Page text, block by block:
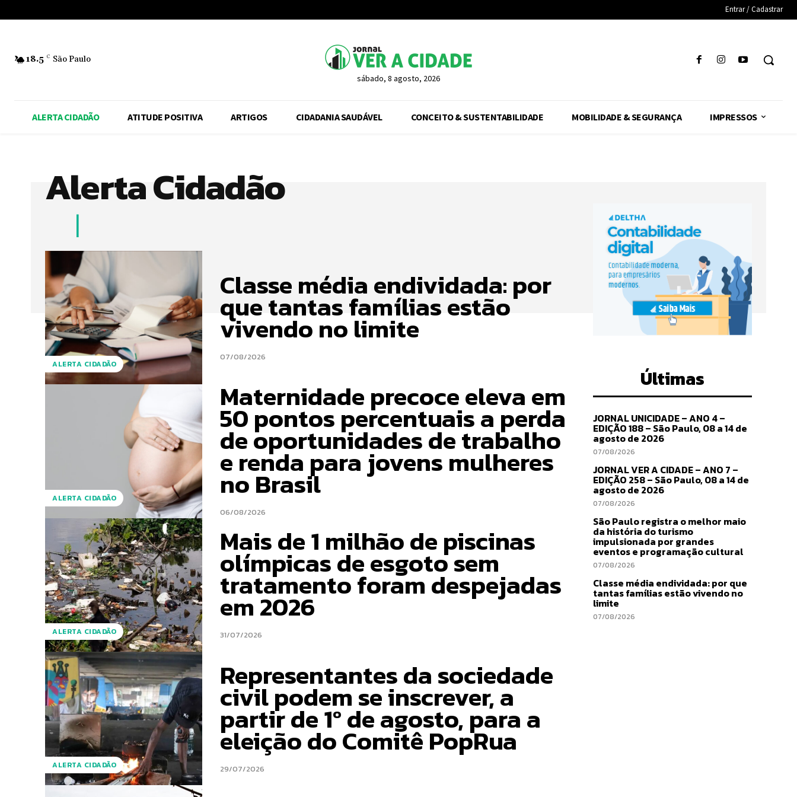
Entrar / Cadastrar
18.5 C São Paulo
sábado, 8 agosto, 2026
ALERTA CIDADÃO ATITUDE POSITIVA ARTIGOS CIDADANIA SAUDÁVEL CONCEITO & SUSTENTABILIDADE MOBILIDADE & SEGURANÇA IMPRESSOS
Alerta Cidadão
ALERTA CIDADÃO
Classe média endividada: por
que tantas famílias estão
vivendo no limite
07/08/2026
ALERTA CIDADÃO
Maternidade precoce eleva em
50 pontos percentuais a perda
de oportunidades de trabalho
e renda para jovens mulheres
no Brasil
06/08/2026
ALERTA CIDADÃO
Mais de 1 milhão de piscinas
olímpicas de esgoto sem
tratamento foram despejadas
em 2026
31/07/2026
ALERTA CIDADÃO
Representantes da sociedade
civil podem se inscrever, a
partir de 1º de agosto, para a
eleição do Comitê PopRua
29/07/2026
Últimas
JORNAL UNICIDADE – ANO 4 –
EDIÇÃO 188 – São Paulo, 08 a 14 de
agosto de 2026
07/08/2026
JORNAL VER A CIDADE – ANO 7 –
EDIÇÃO 258 – São Paulo, 08 a 14 de
agosto de 2026
07/08/2026
São Paulo registra o melhor maio
da história do turismo
impulsionada por grandes
eventos e programação cultural
07/08/2026
Classe média endividada: por que
tantas famílias estão vivendo no
limite
07/08/2026